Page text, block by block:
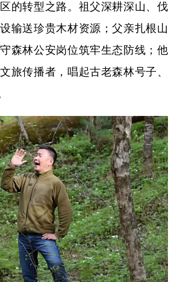
的转型之路。祖父深耕深山、伐
输送珍贵木材资源；父亲扎根山
森林公安岗位筑牢生态防线；他
旅传播者，唱起古老森林号子、